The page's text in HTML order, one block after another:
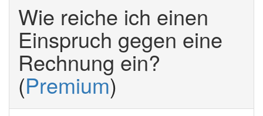
Wie reiche ich einen
Einspruch gegen eine
Rechnung ein?
(Premium)